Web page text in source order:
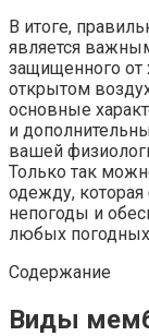
В итоге,
является
защищенного от
открытом
основные
и
вашей
Только так
одежду,
непогоды и
любых погодных
Содержание
Виды